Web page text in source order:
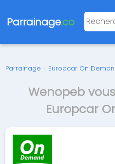
Parrainage.co
Parrainage › Europcar On
Wenopeb
Europcar